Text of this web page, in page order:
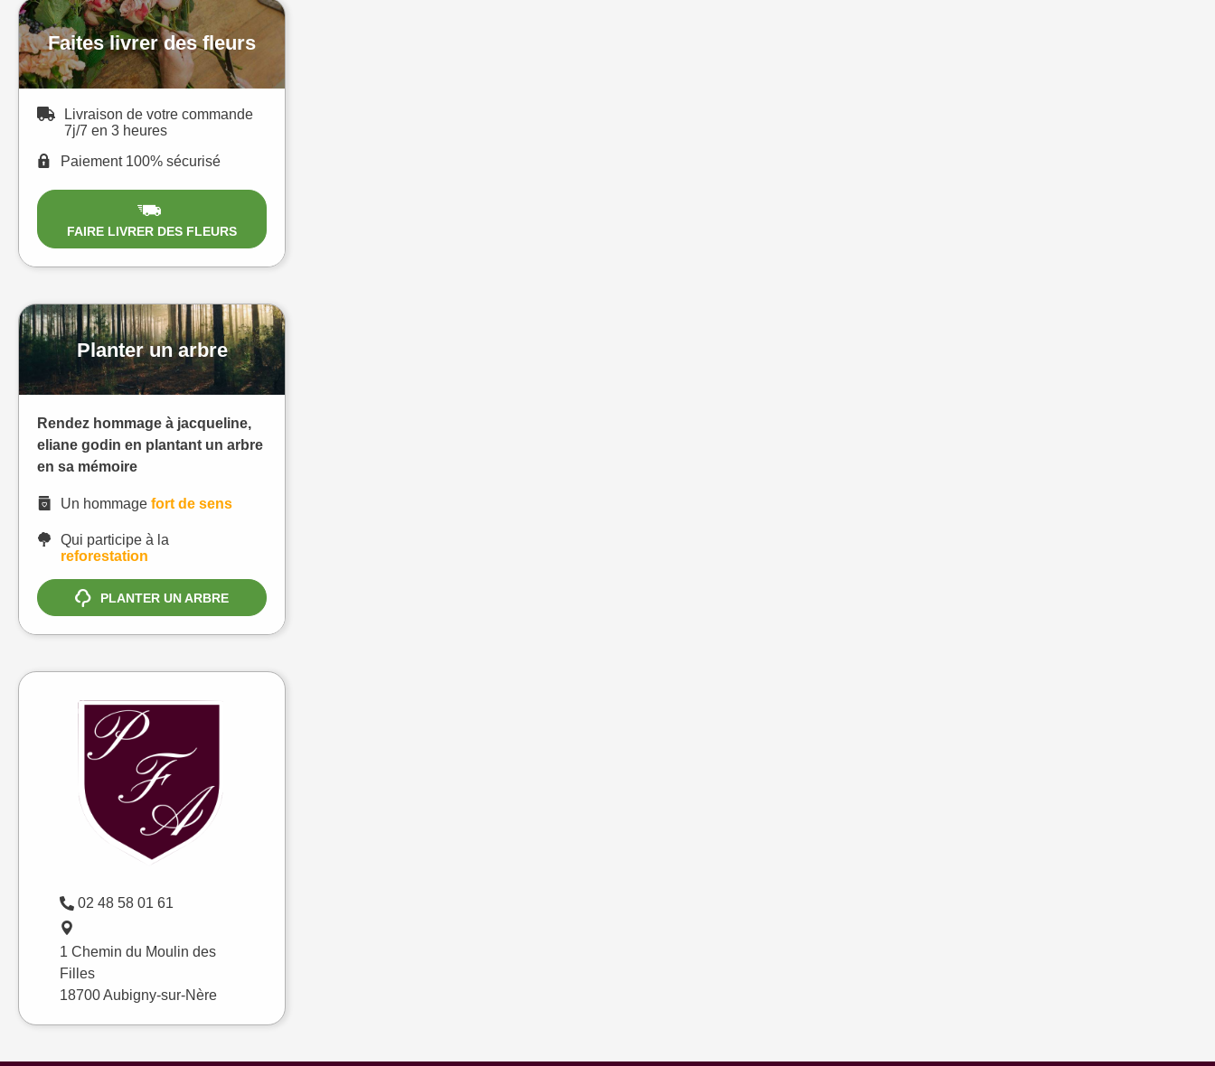
Faites livrer des fleurs
Livraison de votre commande
7j/7 en 3 heures
Paiement 100% sécurisé
FAIRE LIVRER DES FLEURS
Planter un arbre
Rendez hommage à jacqueline,
eliane godin en plantant un arbre
en sa mémoire
Un hommage fort de sens
Qui participe à la
reforestation
PLANTER UN ARBRE
02 48 58 01 61
1 Chemin du Moulin des
Filles
18700 Aubigny-sur-Nère